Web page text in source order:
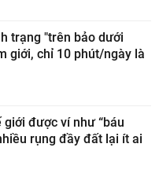
trạng "trên bảo dưới
giới, chỉ 10 phút/ngày là
được ví như “báu
rụng đầy đất lại ít ai